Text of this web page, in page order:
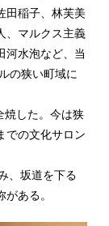
田稲子、林芙美
、マルクス主義
河水泡など、当
の狭い町域に
焼した。今は狭
での文化サロン
、坂道を下る
ある。